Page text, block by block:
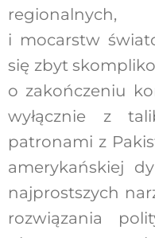
i mocarstw
się zbyt
o zakończeniu
wyłącznie z
patronami z
amerykańskiej
najprostszych
rozwiązania